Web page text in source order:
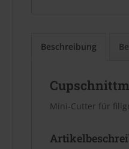
Beschreibung
Mini-Cutter für